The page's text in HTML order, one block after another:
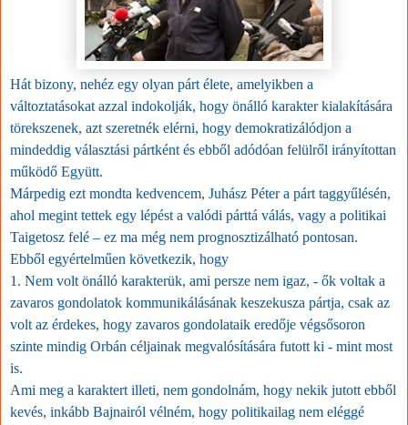
Hát bizony, nehéz egy olyan párt élete, amelyikben a
változtatásokat azzal indokolják, hogy önálló karakter kialakítására
törekszenek, azt szeretnék elérni, hogy demokratizálódjon a
mindeddig választási pártként és ebből adódóan felülről irányítottan
működő Együtt.
Márpedig ezt mondta kedvencem, Juhász Péter a párt taggyűlésén,
ahol megint tettek egy lépést a valódi párttá válás, vagy a politikai
Taigetosz felé – ez ma még nem prognosztizálható pontosan.
Ebből egyértelműen következik, hogy
1. Nem volt önálló karakterük, ami persze nem igaz, - ők voltak a
zavaros gondolatok kommunikálásának keszekusza pártja, csak az
volt az érdekes, hogy zavaros gondolataik eredője végsősoron
szinte mindig Orbán céljainak megvalósítására futott ki - mint most
is.
Ami meg a karaktert illeti, nem gondolnám, hogy nekik jutott ebből
kevés, inkább Bajnairól vélném, hogy politikailag nem eléggé